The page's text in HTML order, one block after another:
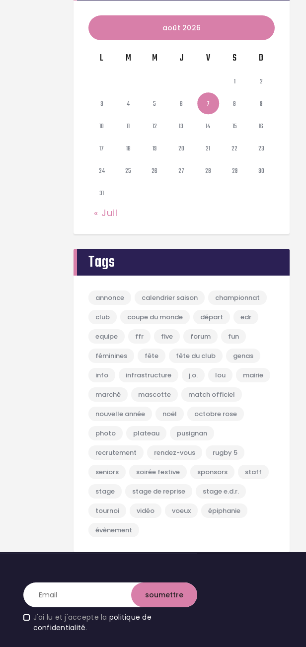
août 2026
L M M J V S D
1 2
3 4 5 6 7 8 9
10 11 12 13 14 15 16
17 18 19 20 21 22 23
24 25 26 27 28 29 30
31
« Juil
Tags
annonce calendrier saison championnat
club coupe du monde départ edr
equipe ffr five forum fun
féminines fête fête du club genas
info infrastructure j.o. lou mairie
marché mascotte match officiel
nouvelle année noël octobre rose
photo plateau pusignan
recrutement rendez-vous rugby 5
seniors soirée festive sponsors staff
stage stage de reprise stage e.d.r.
tournoi vidéo voeux épiphanie
évènement
J'ai lu et j'accepte la politique de
confidentialité.